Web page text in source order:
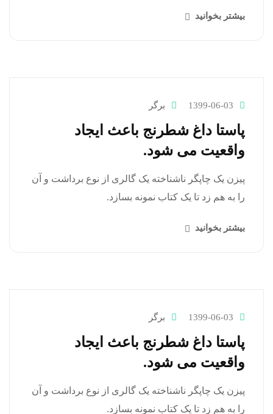
بیشتر بخوانید
1399-06-03 برگر
پاستا داغ شطرنج باعث ایجاد
واقعیت می شود.
پیزن یک چاپگر ناشناخته یک گالری از نوع برداشت و آن
را به هم زد تا یک کتاب نمونه بسازد.
بیشتر بخوانید
1399-06-03 برگر
پاستا داغ شطرنج باعث ایجاد
واقعیت می شود.
پیزن یک چاپگر ناشناخته یک گالری از نوع برداشت و آن
را به هم زد تا یک کتاب نمونه بسازد.